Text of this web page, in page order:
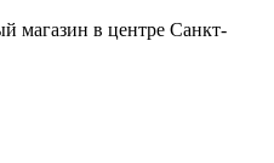
магазин в центре Санкт-